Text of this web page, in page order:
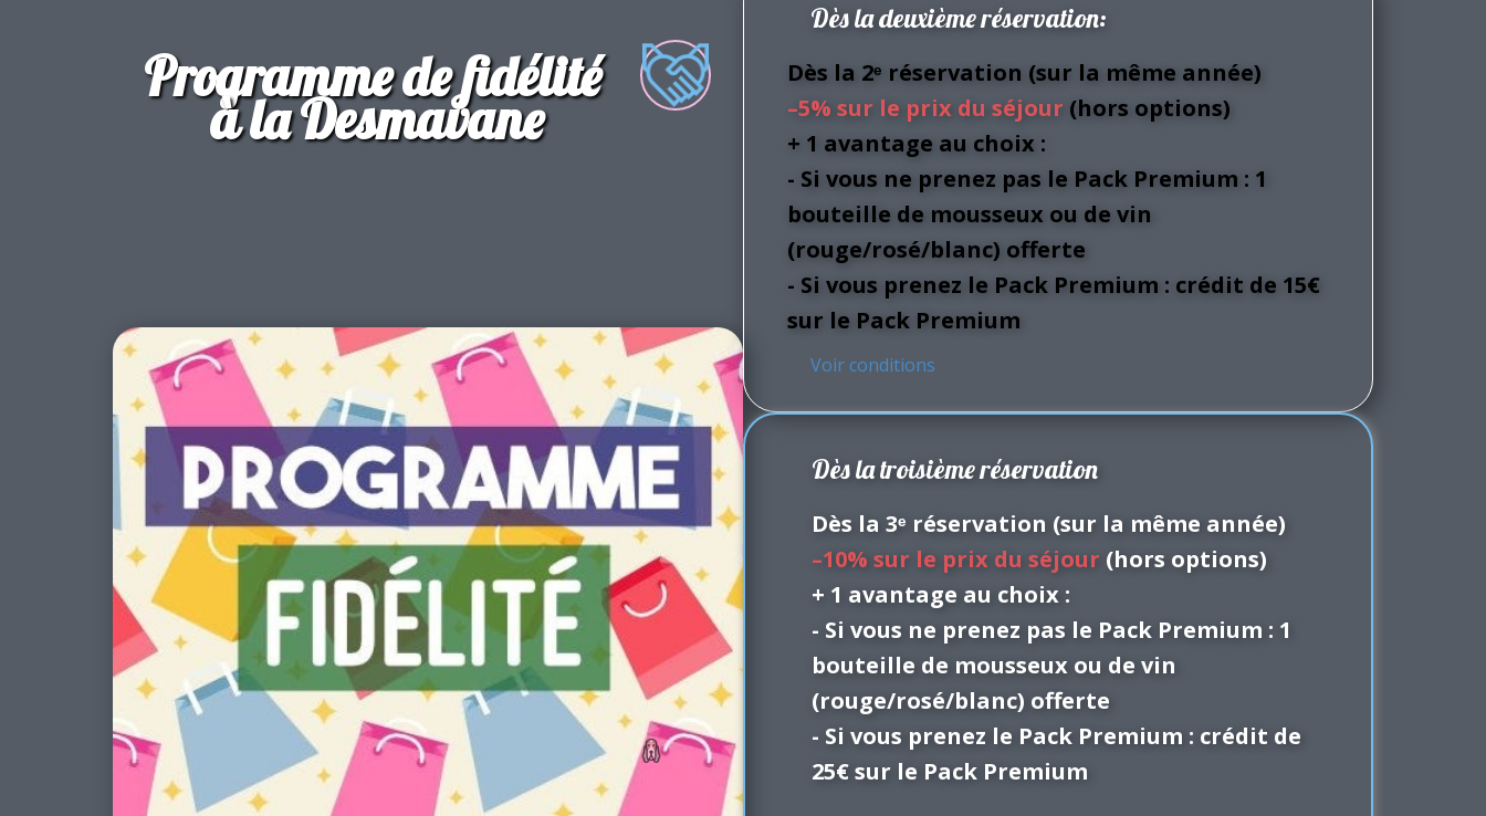
Programme de fidélité
à la Desmavane
Dès la deuxième réservation:
Dès la 2ᵉ réservation (sur la même année)
–5% sur le prix du séjour (hors options)
+ 1 avantage au choix :
- Si vous ne prenez pas le Pack Premium : 1
bouteille de mousseux ou de vin
(rouge/rosé/blanc) offerte
- Si vous prenez le Pack Premium : crédit de 15€
sur le Pack Premium
Voir conditions
Dès la troisième réservation
Dès la 3ᵉ réservation (sur la même année)
–10% sur le prix du séjour (hors options)
+ 1 avantage au choix :
- Si vous ne prenez pas le Pack Premium : 1
bouteille de mousseux ou de vin
(rouge/rosé/blanc) offerte
- Si vous prenez le Pack Premium : crédit de
25€ sur le Pack Premium